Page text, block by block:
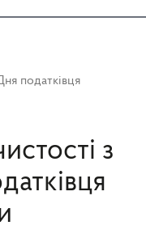
податківця
з